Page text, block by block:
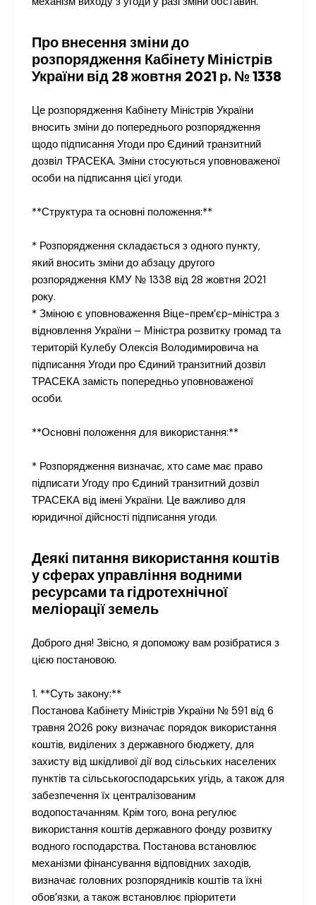
Про внесення зміни до
розпорядження Кабінету Міністрів
України від 28 жовтня 2021 р. № 1338
Це розпорядження Кабінету Міністрів України
вносить зміни до попереднього розпорядження
щодо підписання Угоди про Єдиний транзитний
дозвіл ТРАСЕКА. Зміни стосуються уповноваженої
особи на підписання цієї угоди.
**Структура та основні положення:**
* Розпорядження складається з одного пункту,
який вносить зміни до абзацу другого
розпорядження КМУ № 1338 від 28 жовтня 2021
року.
* Зміною є уповноваження Віце-прем’єр-міністра з
відновлення України – Міністра розвитку громад та
територій Кулебу Олексія Володимировича на
підписання Угоди про Єдиний транзитний дозвіл
ТРАСЕКА замість попередньо уповноваженої
особи.
**Основні положення для використання:**
* Розпорядження визначає, хто саме має право
підписати Угоду про Єдиний транзитний дозвіл
ТРАСЕКА від імені України. Це важливо для
юридичної дійсності підписання угоди.
Деякі питання використання коштів
у сферах управління водними
ресурсами та гідротехнічної
меліорації земель
Доброго дня! Звісно, я допоможу вам розібратися з
цією постановою.
1. **Суть закону:**
Постанова Кабінету Міністрів України № 591 від 6
травня 2026 року визначає порядок використання
коштів, виділених з державного бюджету, для
захисту від шкідливої дії вод сільських населених
пунктів та сільськогосподарських угідь, а також для
забезпечення їх централізованим
водопостачанням. Крім того, вона регулює
використання коштів державного фонду розвитку
водного господарства. Постанова встановлює
механізми фінансування відповідних заходів,
визначає головних розпорядників коштів та їхні
обов’язки, а також встановлює пріоритети